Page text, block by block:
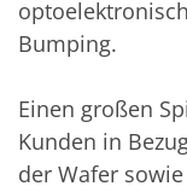
Messen
Glossar
Ätzen
DI Wasser
Footprint
SECS/GEM
Bumping.
Einen großen
Kunden in
der Wafer